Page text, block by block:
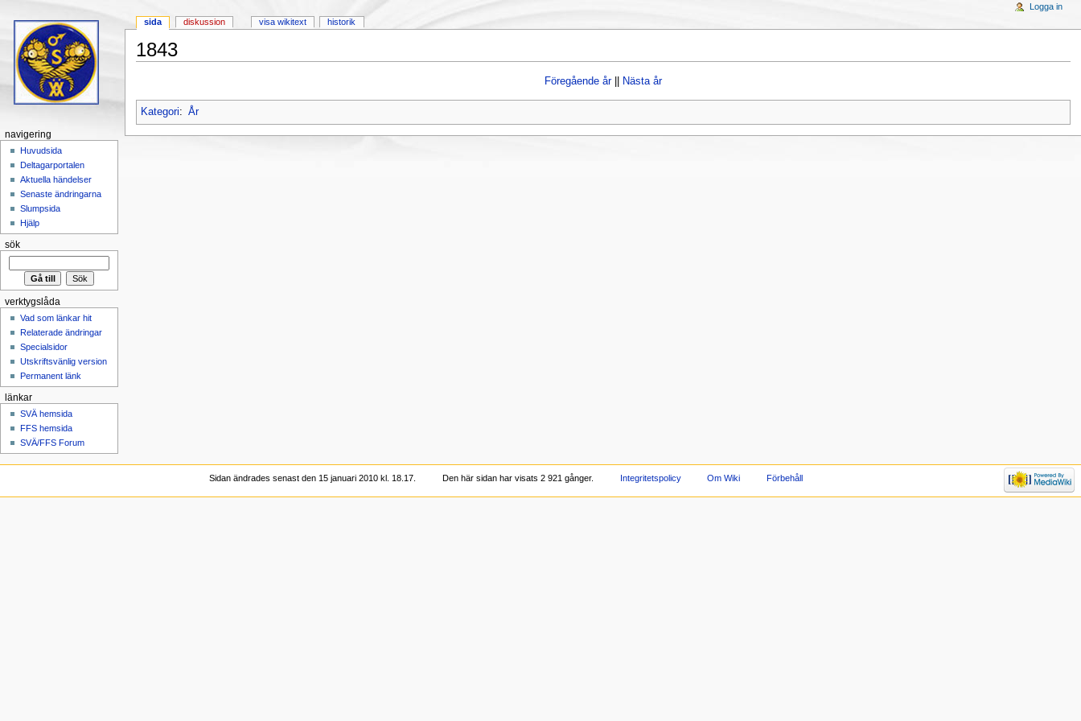
1843
Föregående år|| Nästa år
Kategori: År
sida diskussion visa wikitext historik
Logga in
navigering
Huvudsida
Deltagarportalen
Aktuella händelser
Senaste ändringarna
Slumpsida
Hjälp
sök
verktygslåda
Vad som länkar hit
Relaterade ändringar
Specialsidor
Utskriftsvänlig version
Permanent länk
länkar
SVÄ hemsida
FFS hemsida
SVÄ/FFS Forum
Sidan ändrades senast den 15 januari 2010 kl. 18.17. Den här sidan har visats 2 921 gånger. Integritetspolicy Om Wiki Förbehåll